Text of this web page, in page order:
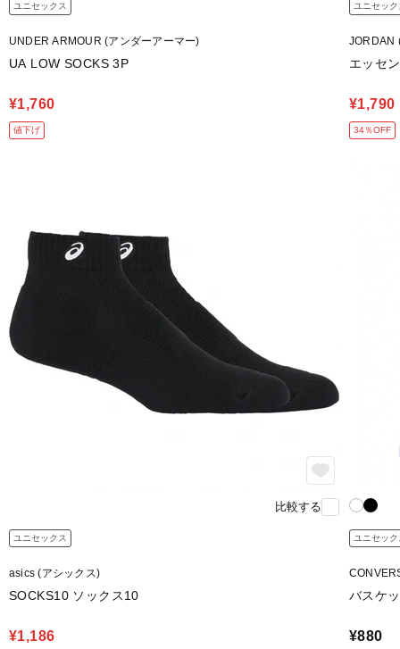
ユニセックス
UNDER ARMOUR (アンダーアーマー)
UA LOW SOCKS 3P
¥1,760
値下げ
ユニセック
JORDAN
エッセ
¥1,790
34％OFF
比較する
ユニセックス
asics (アシックス)
SOCKS10 ソックス10
¥1,186
ユニセック
バスケ
¥880